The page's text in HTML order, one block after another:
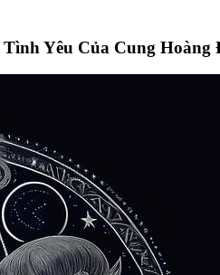
Yêu Của Cung Hoàng